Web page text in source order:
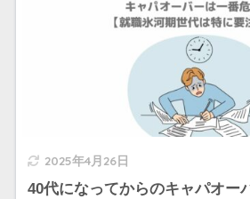
2025年4月26日
40代になってからのキャパオー